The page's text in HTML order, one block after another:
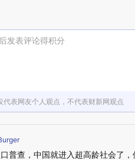
后发表评论得积分
代表网友个人观点，不代表财新网观点
普查，中国就进入超高龄社会了